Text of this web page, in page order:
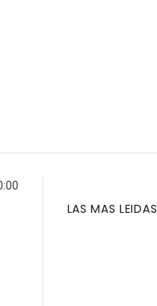
LAS MAS LEIDAS